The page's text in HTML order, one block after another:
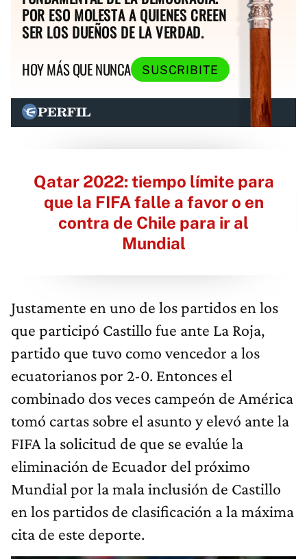
POR ESO MOLESTA A QUIENES CREEN
SER LOS DUEÑOS DE LA VERDAD.
HOY MÁS QUE NUNCA
SUSCRIBITE
Qatar 2022: tiempo límite para
que la FIFA falle a favor o en
contra de Chile para ir al
Mundial
Justamente en uno de los partidos en los
que participó Castillo fue ante La Roja,
partido que tuvo como vencedor a los
ecuatorianos por 2-0. Entonces el
combinado dos veces campeón de América
tomó cartas sobre el asunto y elevó ante la
FIFA la solicitud de que se evalúe la
eliminación de Ecuador del próximo
Mundial por la mala inclusión de Castillo
en los partidos de clasificación a la máxima
cita de este deporte.